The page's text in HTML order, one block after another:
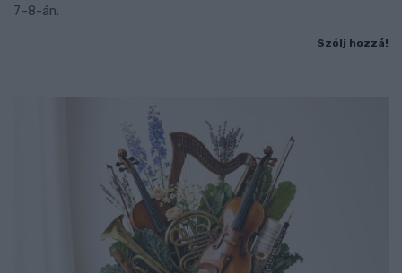
7–8-án.
Szólj hozzá!